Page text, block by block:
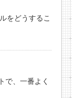
をどうするこ
で、一番よく